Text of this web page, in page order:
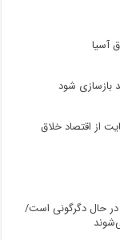
آسیا
بازسازی شود
از اقتصاد خلاق
رسانه‌های تخصصی جهان: الگوی سفر در سال ۲۰۲۶ در حال دگرگونی است/